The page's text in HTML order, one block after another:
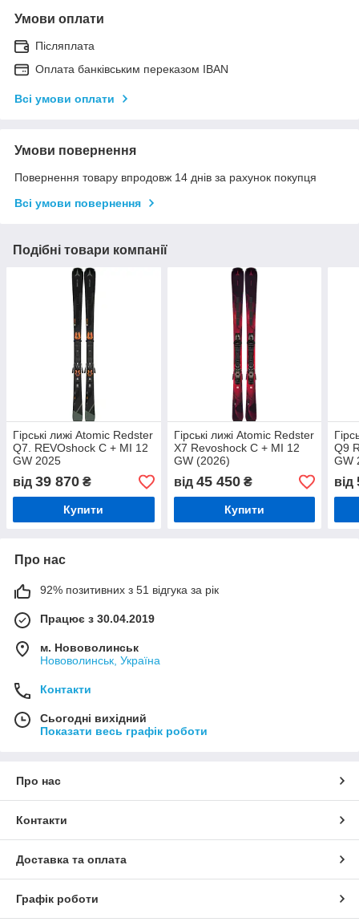
Умови оплати
Післяплата
Оплата банківським переказом IBAN
Всі умови оплати
Умови повернення
Повернення товару впродовж 14 днів за рахунок покупця
Всі умови повернення
Подібні товари компанії
Гірські лижі Atomic Redster
Q7. REVOshock C + MI 12
GW 2025
від 39 870 ₴
Купити
Гірські лижі Atomic Redster
X7 Revoshock C + MI 12
GW (2026)
від 45 450₴
Купити
Q9
GW
від
Про нас
92% позитивних з 51 відгука за рік
Працює з 30.04.2019
м. Нововолинськ
Нововолинськ, Україна
Контакти
Сьогодні вихідний
Показати весь графік роботи
Про нас
Контакти
Доставка та оплата
Графік роботи